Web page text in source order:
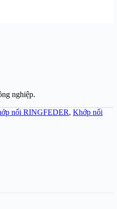
nghiệp.
nối RINGFEDER, Khớp nối